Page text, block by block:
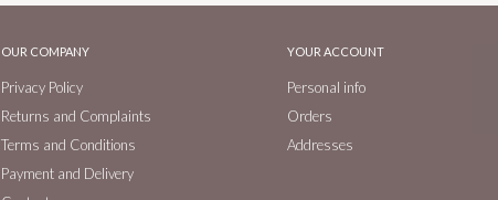
OUR COMPANY
Privacy Policy
Returns and Complaints
Terms and Conditions
Payment and Delivery
YOUR ACCOUNT
Personal info
Orders
Addresses